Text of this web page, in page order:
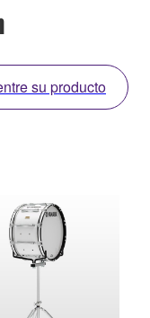
su producto